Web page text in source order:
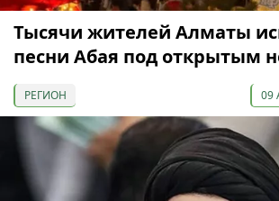
Тысячи жителей Алматы
песни Абая под открытым
РЕГИОН 09